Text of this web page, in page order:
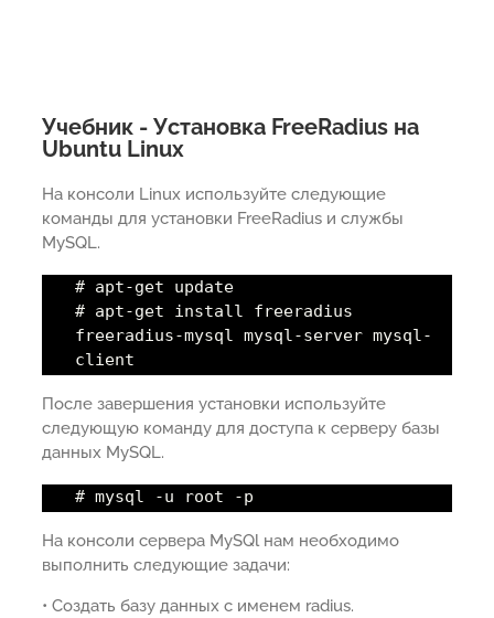
Учебник - Установка FreeRadius на
Ubuntu Linux
На консоли Linux используйте следующие
команды для установки FreeRadius и службы
MySQL.
# apt-get update
# apt-get install freeradius
freeradius-mysql mysql-server mysql-
client
После завершения установки используйте
следующую команду для доступа к серверу базы
данных MySQL.
# mysql -u root -p
На консоли сервера MySQl нам необходимо
выполнить следующие задачи:
• Создать базу данных с именем radius.